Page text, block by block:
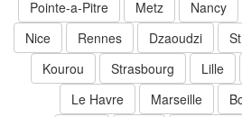
Nancy
Metz
Pointe-a-Pitre
Dzaoudzi
Rennes
Nice
Strasbourg
Kourou
Marseille
Le Havre